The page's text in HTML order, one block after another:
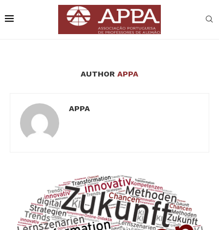
AUTHOR APPA
APPA